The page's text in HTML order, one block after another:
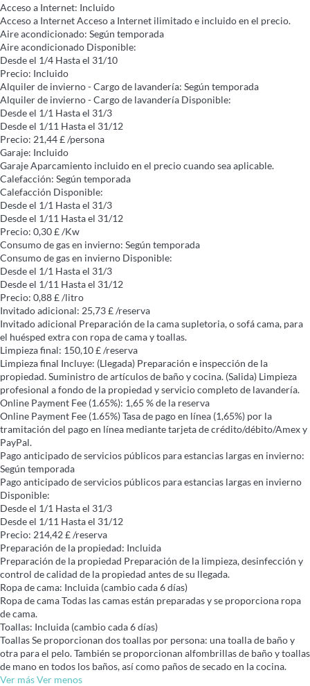
Acceso a Internet: Incluido
Acceso a InternetAcceso a Internet ilimitado e incluido en el precio.
Aire acondicionado: Según temporada
Aire acondicionado Disponible:
Desde el 1/4 Hasta el 31/10
Precio: Incluido
Alquiler de invierno - Cargo de lavandería: Según temporada
Alquiler de invierno - Cargo de lavandería Disponible:
Desde el 1/1 Hasta el 31/3
Desde el 1/11 Hasta el 31/12
Precio: 21,44 £ /persona
Garaje: Incluido
GarajeAparcamiento incluido en el precio cuando sea aplicable.
Calefacción: Según temporada
Calefacción Disponible:
Desde el 1/1 Hasta el 31/3
Desde el 1/11 Hasta el 31/12
Precio: 0,30 £ /Kw
Consumo de gas en invierno: Según temporada
Consumo de gas en invierno Disponible:
Desde el 1/1 Hasta el 31/3
Desde el 1/11 Hasta el 31/12
Precio: 0,88 £ /litro
Invitado adicional: 25,73 £ /reserva
Invitado adicional Preparación de la cama supletoria, o sofá cama, para
el huésped extra con ropa de cama y toallas.
Limpieza final: 150,10 £ /reserva
Limpieza final Incluye: (Llegada) Preparación e inspección de la
propiedad. Suministro de artículos de baño y cocina. (Salida) Limpieza
profesional a fondo de la propiedad y servicio completo de lavandería.
Online Payment Fee (1.65%): 1,65 % de la reserva
Online Payment Fee (1.65%)Tasa de pago en línea (1,65%) por la
tramitación del pago en línea mediante tarjeta de crédito/débito/Amex y
PayPal.
Pago anticipado de servicios públicos para estancias largas en invierno:
Según temporada
Pago anticipado de servicios públicos para estancias largas en invierno
Disponible:
Desde el 1/1 Hasta el 31/3
Desde el 1/11 Hasta el 31/12
Precio: 214,42 £ /reserva
Preparación de la propiedad: Incluida
Preparación de la propiedad Preparación de la limpieza, desinfección y
control de calidad de la propiedad antes de su llegada.
Ropa de cama: Incluida (cambio cada 6 días)
Ropa de camaTodas las camas están preparadas y se proporciona ropa
de cama.
Toallas: Incluida (cambio cada 6 días)
ToallasSe proporcionan dos toallas por persona: una toalla de baño y
otra para el pelo. También se proporcionan alfombrillas de baño y toallas
de mano en todos los baños, así como paños de secado en la cocina.
Ver másVer menos